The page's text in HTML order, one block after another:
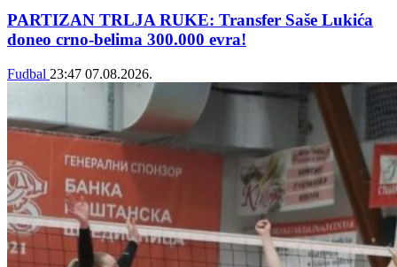
PARTIZAN TRLJA RUKE: Transfer Saše Lukića
doneo crno-belima 300.000 evra!
Fudbal 23:47 07.08.2026.